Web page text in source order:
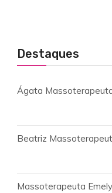
Destaques
Ágata
Beatriz
Massoterapeuta